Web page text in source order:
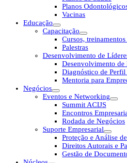
Planos
Vacinas
Educação
Capacitação
Cursos,
Palestras
Desenvolvimento de
Desenvolvimento de
Diagnóstico de
Mentoria para
Negócios
Eventos e Networking
Summit ACIJS
Encontros
Rodada de Negócios
Suporte Empresarial
Proteção e Análise
Direitos Autorais e
Gestão de